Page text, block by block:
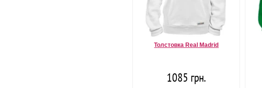
Толстовка Real Madrid
1085 грн.